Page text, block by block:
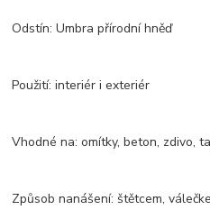
Odstín: Umbra přírodní hněď
Použití: interiér i exteriér
Vhodné na: omítky, beton, zdivo,
Způsob nanášení: štětcem,